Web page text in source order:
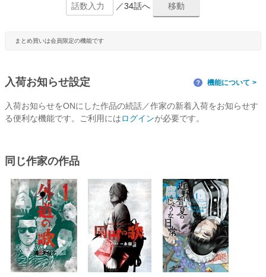
／34話へ
まとめ買いは会員限定の機能です
入荷お知らせ設定 ？ 機能について
入荷お知らせをONにした作品の続話／作家の新着入荷をお知らせす
る便利な機能です。ご利用にはログインが必要です。
同じ作家の作品